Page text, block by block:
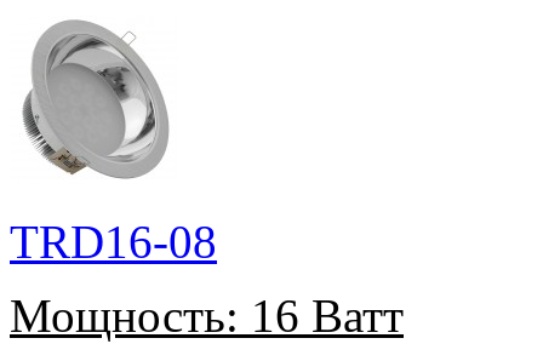
TRD16-08
Мощность: 16 Ватт